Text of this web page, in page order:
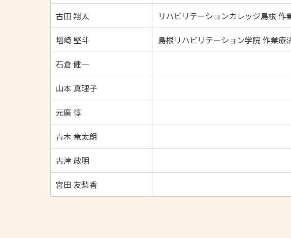
古田 翔太 リハビリテーションカレッジ島根 作
増崎 堅斗 島根リハビリテーション学院 作業療
石倉 健一
山本 真理子
元廣 惇
青木 竜太朗
古津 政明
宮田 友梨香